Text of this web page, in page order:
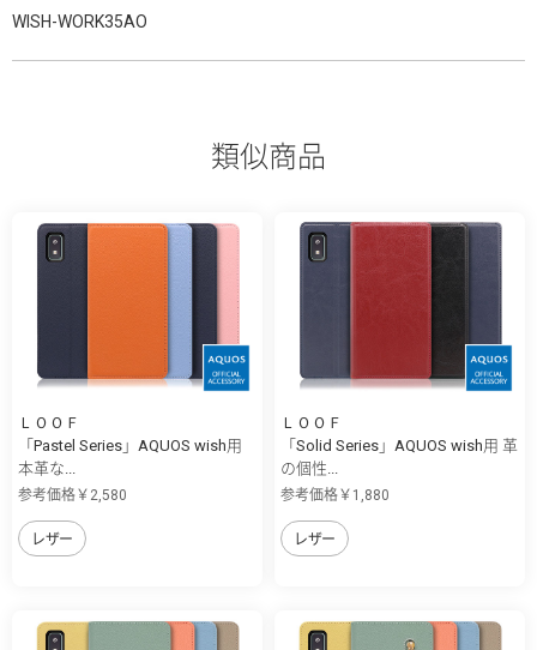
WISH-WORK35AO
類似商品
ＬＯＯＦ
「Pastel Series」AQUOS wish用
本革な...
参考価格￥2,580
レザー
ＬＯＯＦ
「Solid Series」AQUOS wish用 革
の個性...
参考価格￥1,880
レザー